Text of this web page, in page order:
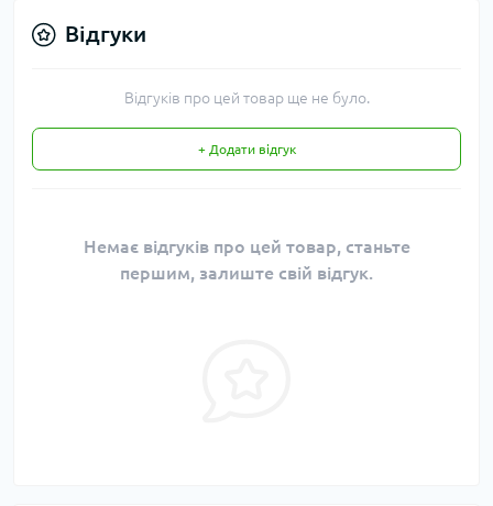
Відгуки
Відгуків про цей товар ще не було.
+ Додати відгук
Немає відгуків про цей товар, станьте
першим, залиште свій відгук.